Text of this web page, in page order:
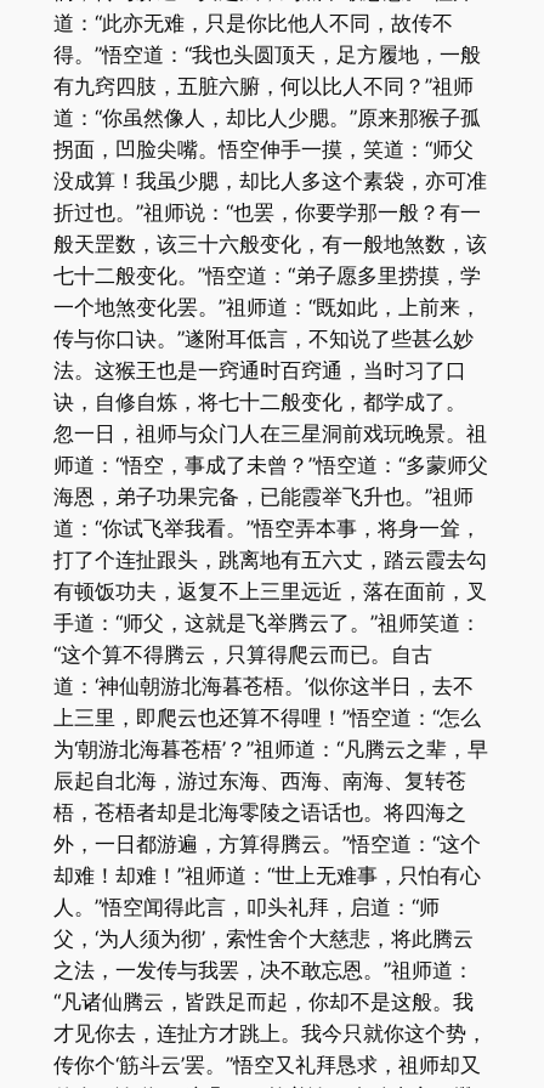
道：“此亦无难，只是你比他人不同，故传不
得。”悟空道：“我也头圆顶天，足方履地，一般
有九窍四肢，五脏六腑，何以比人不同？”祖师
道：“你虽然像人，却比人少腮。”原来那猴子孤
拐面，凹脸尖嘴。悟空伸手一摸，笑道：“师父
没成算！我虽少腮，却比人多这个素袋，亦可准
折过也。”祖师说：“也罢，你要学那一般？有一
般天罡数，该三十六般变化，有一般地煞数，该
七十二般变化。”悟空道：“弟子愿多里捞摸，学
一个地煞变化罢。”祖师道：“既如此，上前来，
传与你口诀。”遂附耳低言，不知说了些甚么妙
法。这猴王也是一窍通时百窍通，当时习了口
诀，自修自炼，将七十二般变化，都学成了。
忽一日，祖师与众门人在三星洞前戏玩晚景。祖
师道：“悟空，事成了未曾？”悟空道：“多蒙师父
海恩，弟子功果完备，已能霞举飞升也。”祖师
道：“你试飞举我看。”悟空弄本事，将身一耸，
打了个连扯跟头，跳离地有五六丈，踏云霞去勾
有顿饭功夫，返复不上三里远近，落在面前，叉
手道：“师父，这就是飞举腾云了。”祖师笑道：
“这个算不得腾云，只算得爬云而已。自古
道：‘神仙朝游北海暮苍梧。’似你这半日，去不
上三里，即爬云也还算不得哩！”悟空道：“怎么
为‘朝游北海暮苍梧’？”祖师道：“凡腾云之辈，早
辰起自北海，游过东海、西海、南海、复转苍
梧，苍梧者却是北海零陵之语话也。将四海之
外，一日都游遍，方算得腾云。”悟空道：“这个
却难！却难！”祖师道：“世上无难事，只怕有心
人。”悟空闻得此言，叩头礼拜，启道：“师
父，‘为人须为彻’，索性舍个大慈悲，将此腾云
之法，一发传与我罢，决不敢忘恩。”祖师道：
“凡诸仙腾云，皆跌足而起，你却不是这般。我
才见你去，连扯方才跳上。我今只就你这个势，
传你个‘筋斗云’罢。”悟空又礼拜恳求，祖师却又